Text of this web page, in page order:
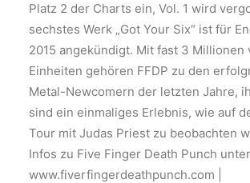
Platz 2 der Charts ein, Vol. 1 wird
sechstes Werk „Got Your Six“ ist für
2015 angekündigt. Mit fast 3 Millionen
Einheiten gehören FFDP zu den
Metal-Newcomern der letzten Jahre,
sind ein einmaliges Erlebnis, wie auf
Tour mit Judas Priest zu beobachten
Infos zu Five Finger Death Punch
www.fiverfingerdeathpunch.com |